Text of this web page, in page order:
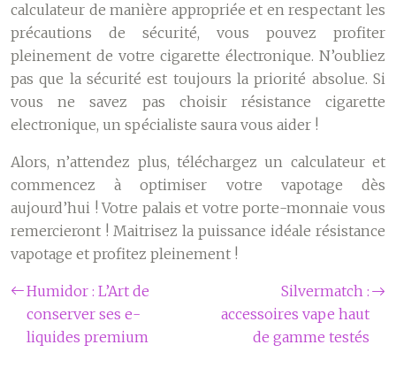
calculateur de manière appropriée et en respectant les
précautions de sécurité, vous pouvez profiter
pleinement de votre cigarette électronique. N’oubliez
pas que la sécurité est toujours la priorité absolue. Si
vous ne savez pas choisir résistance cigarette
electronique, un spécialiste saura vous aider !
Alors, n’attendez plus, téléchargez un calculateur et
commencez à optimiser votre vapotage dès
aujourd’hui ! Votre palais et votre porte-monnaie vous
remercieront ! Maitrisez la puissance idéale résistance
vapotage et profitez pleinement !
Humidor : L’Art de
conserver ses e-
liquides premium
Silvermatch :
accessoires vape haut
de gamme testés